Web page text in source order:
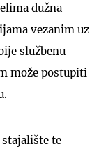
dužna
vezanim uz
službenu
može postupiti
stajalište te